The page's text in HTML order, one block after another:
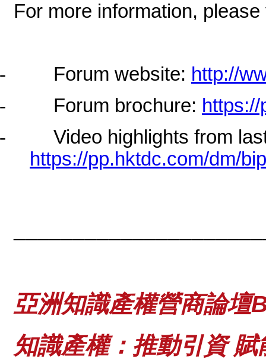
For more information, please
- Forum website: http://
-
Forum brochure:
-
Video highlights from
https://pp.hktdc.com/dm/
亞洲知識產權營商論壇
知識產權：推動引資 賦